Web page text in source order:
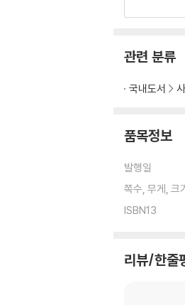
색인
관련 분류
국내도서
품목정보
발행일
쪽수, 무게, 크
ISBN13
리뷰/한줄